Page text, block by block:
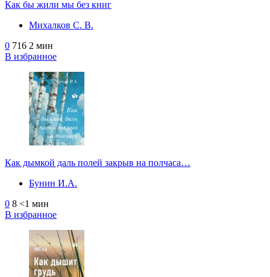
Как бы жили мы без книг
Михалков С. В.
0 716 2 мин
В избранное
Как дымкой даль полей закрыв на полчаса…
Бунин И.А.
0 8 <1 мин
В избранное